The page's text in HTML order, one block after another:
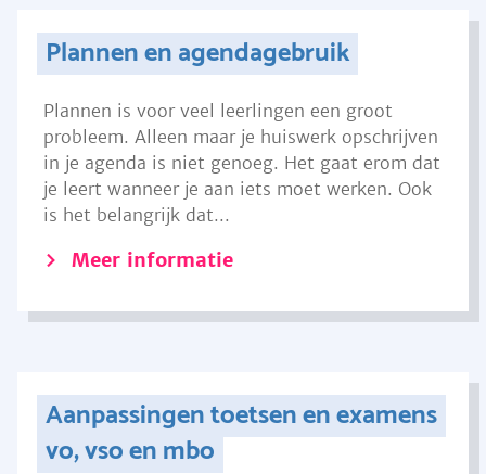
Plannen en agendagebruik
Plannen is voor veel leerlingen een groot
probleem. Alleen maar je huiswerk opschrijven
in je agenda is niet genoeg. Het gaat erom dat
je leert wanneer je aan iets moet werken. Ook
is het belangrijk dat...
Meer informatie
Aanpassingen toetsen en examens
vo, vso en mbo